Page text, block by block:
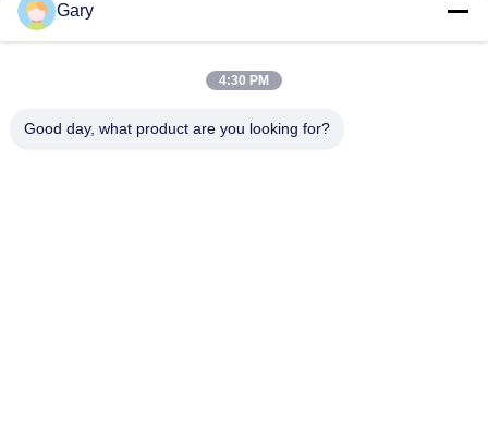
séchoir à vide à double cône
Gary
4:30 PM
Good day, what product are you looking for?